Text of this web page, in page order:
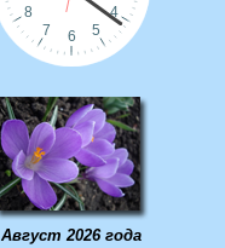
Август 2026 года